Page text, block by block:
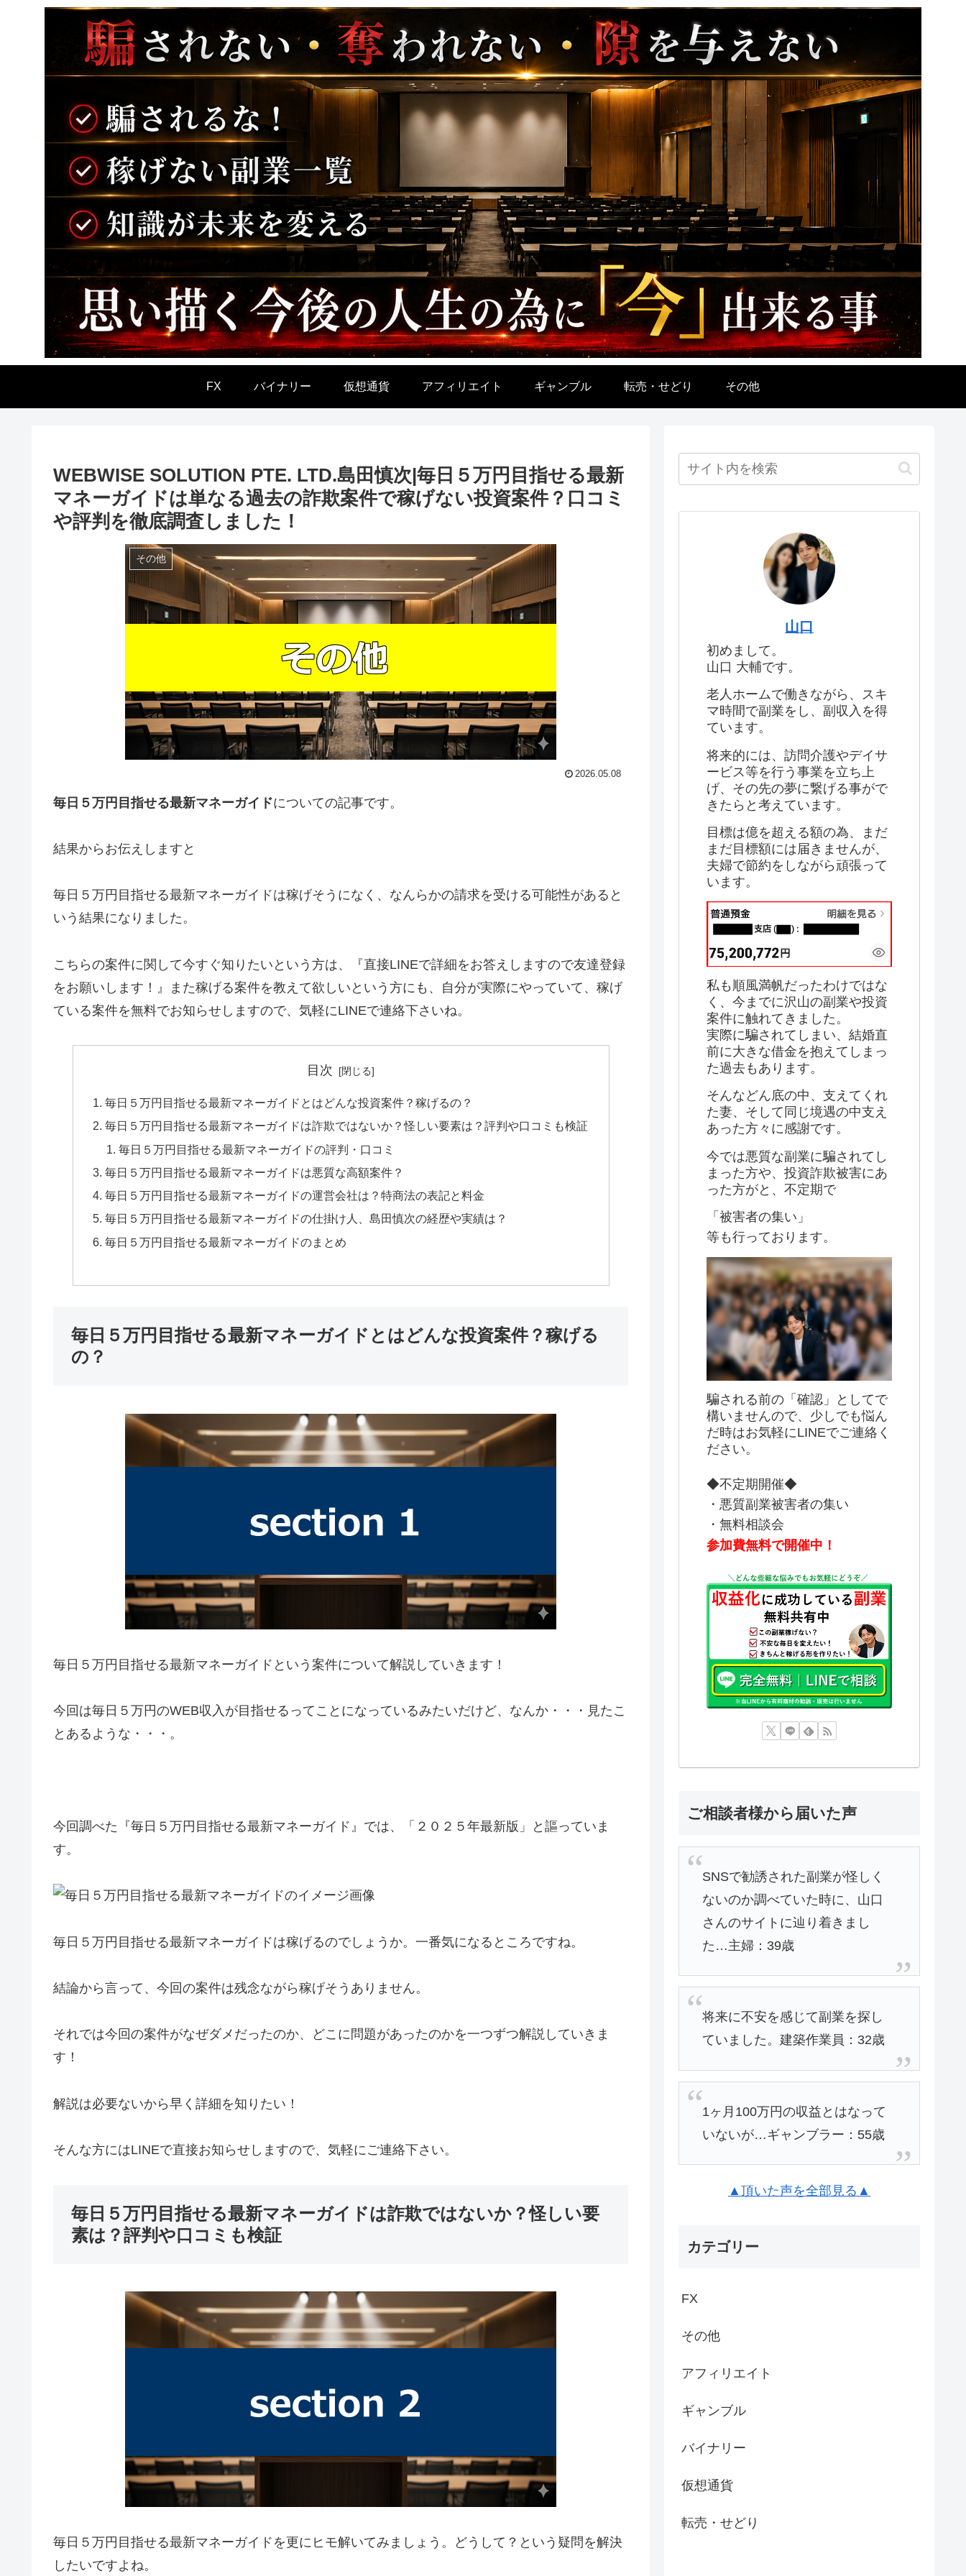
FX バイナリー 仮想通貨 アフィリエイト ギャンブル 転売・せどり その他
WEBWISE SOLUTION PTE. LTD.島田慎次|毎日５万円目指せる最新
マネーガイドは単なる過去の詐欺案件で稼げない投資案件？口コミ
や評判を徹底調査しました！
その他
2026.05.08
毎日５万円目指せる最新マネーガイドについての記事です。
結果からお伝えしますと
毎日５万円目指せる最新マネーガイドは稼げそうになく、なんらかの請求を受ける可能性がある と
いう結果になりました。
こちらの案件に関して今すぐ知りたいという方は、
『直接LINEで詳細をお答えしますので友達登録
をお願いします！』
また稼げる案件を教えて欲しいという方にも、自分が実際にやっていて、稼げ
ている案件を無料でお知らせしますので、気軽にLINEで連絡下さいね。
目次
毎日５万円目指せる最新マネーガイドとはどんな投資案件？稼げるの？
毎日５万円目指せる最新マネーガイドは詐欺ではないか？怪しい要素は？評判や口コミも検証
毎日５万円目指せる最新マネーガイドの評判・口コミ
毎日５万円目指せる最新マネーガイドは悪質な高額案件？
毎日５万円目指せる最新マネーガイドの運営会社は？特商法の表記と料金
毎日５万円目指せる最新マネーガイドの仕掛け人、島田慎次の経歴や実績は？
毎日５万円目指せる最新マネーガイドのまとめ
毎日５万円目指せる最新マネーガイドとはどんな投資案件？稼げる
の？
毎日５万円目指せる最新マネーガイドという案件について解説していきます！
今回は毎日５万円のWEB収入が目指せるってことになっているみたいだけど、なんか・・・見たこ
とあるような・・・。
今回調べた『毎日５万円目指せる最新マネーガイド』では、 「２０２５年最新版」
と謳っていま
す。
毎日５万円目指せる最新マネーガイドは稼げるのでしょうか。一番気になるところですね。
結論から言って、 今回の案件は残念ながら稼げそうありません。
それでは今回の案件がなぜダメだったのか、どこに問題があったのかを一つずつ解説していきま
す！
解説は必要ないから早く詳細を知りたい！
そんな方にはLINEで直接お知らせしますので、気軽にご連絡下さい。
毎日５万円目指せる最新マネーガイドは詐欺ではないか？怪しい要
素は？評判や口コミも検証
毎日５万円目指せる最新マネーガイドを更にヒモ解いてみましょう。どうして？という疑問を解決
したいですよね。
山口
初めまして。
山口 大輔です。
老人ホームで働きながら、スキ
マ時間で副業をし、副収入を得
ています。
将来的には、訪問介護やデイサ
ービス等を行う事業を立ち上
げ、その先の夢に繋げる事がで
きたらと考えています。
目標は億を超える額の為、まだ
まだ目標額には届きませんが、
夫婦で節約をしながら頑張って
います。
私も順風満帆だったわけではな
く、今までに沢山の副業や投資
案件に触れてきました。
実際に騙されてしまい、結婚直
前に大きな借金を抱えてしまっ
た過去もあります。
そんなどん底の中、支えてくれ
た妻、そして同じ境遇の中支え
あった方々に感謝です。
今では悪質な副業に騙されてし
まった方や、投資詐欺被害にあ
った方がと、不定期で
「被害者の集い」
等も行っております。
騙される前の「確認」としてで
構いませんので、少しでも悩ん
だ時はお気軽にLINEでご連絡く
ださい。
◆不定期開催◆
・悪質副業被害者の集い
・無料相談会
参加費無料で開催中！
ご相談者様から届いた声
SNSで勧誘された副業が怪しく
ないのか調べていた時に、山口
さんのサイトに辿り着きまし
た…主婦：39歳
将来に不安を感じて副業を探し
ていました。建築作業員：32歳
1ヶ月100万円の収益とはなって
いないが…ギャンブラー：55歳
▲頂いた声を全部見る▲
カテゴリー
FX
その他
アフィリエイト
ギャンブル
バイナリー
仮想通貨
転売・せどり